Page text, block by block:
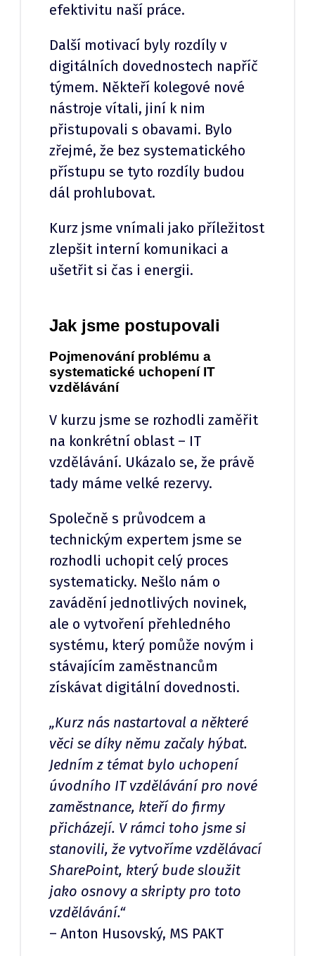
efektivitu naší práce.
Další motivací byly rozdíly v
digitálních dovednostech napříč
týmem. Někteří kolegové nové
nástroje vítali, jiní k nim
přistupovali s obavami. Bylo
zřejmé, že bez systematického
přístupu se tyto rozdíly budou
dál prohlubovat.
Kurz jsme vnímali jako příležitost
zlepšit interní komunikaci a
ušetřit si čas i energii.
Jak jsme postupovali
Pojmenování problému a
systematické uchopení IT
vzdělávání
V kurzu jsme se rozhodli zaměřit
na konkrétní oblast – IT
vzdělávání. Ukázalo se, že právě
tady máme velké rezervy.
Společně s průvodcem a
technickým expertem jsme se
rozhodli uchopit celý proces
systematicky. Nešlo nám o
zavádění jednotlivých novinek,
ale o vytvoření přehledného
systému, který pomůže novým i
stávajícím zaměstnancům
získávat digitální dovednosti.
„Kurz nás nastartoval a některé
věci se díky němu začaly hýbat.
Jedním z témat bylo uchopení
úvodního IT vzdělávání pro nové
zaměstnance, kteří do firmy
přicházejí. V rámci toho jsme si
stanovili, že vytvoříme vzdělávací
SharePoint, který bude sloužit
jako osnovy a skripty pro toto
vzdělávání.“
– Anton Husovský, MS PAKT